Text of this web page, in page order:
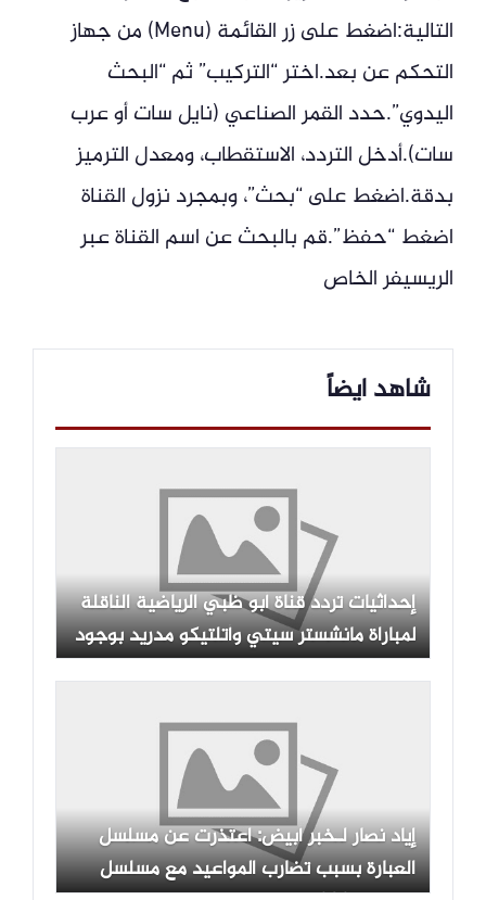
التالية:اضغط على زر القائمة (Menu) من جهاز
التحكم عن بعد.اختر “التركيب” ثم “البحث
اليدوي”.حدد القمر الصناعي (نايل سات أو عرب
سات).أدخل التردد، الاستقطاب، ومعدل الترميز
بدقة.اضغط على “بحث”، وبمجرد نزول القناة
اضغط “حفظ”.قم بالبحث عن اسم القناة عبر
الريسيفر الخاص
شاهد ايضاً
إحداثيات تردد قناة أبو ظبي الرياضية الناقلة
لمباراة مانشستر سيتي وأتلتيكو مدريد بوجود
مرموش
إياد نصار لـخبر أبيض: اعتذرت عن مسلسل
العبارة بسبب تضارب المواعيد مع مسلسل